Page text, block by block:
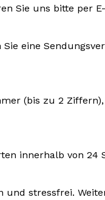
Sie uns bitte per
eine
(bis zu 2
innerhalb von 24
und stressfrei.